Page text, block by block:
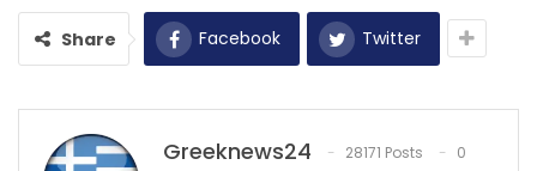
Share Facebook Twitter
Greeknews24 28171 Posts
0